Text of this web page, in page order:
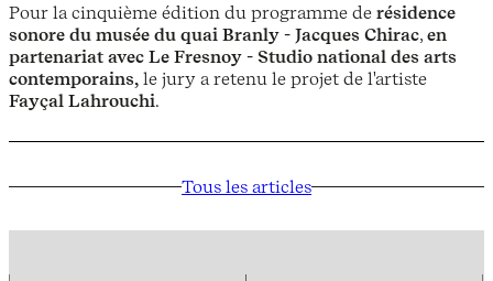
Pour la cinquième édition du programme de résidence
sonore du musée du quai Branly - Jacques Chirac, en
partenariat avec Le Fresnoy - Studio national des arts
contemporains, le jury a retenu le projet de l'artiste
Fayçal Lahrouchi.
Tous les articles